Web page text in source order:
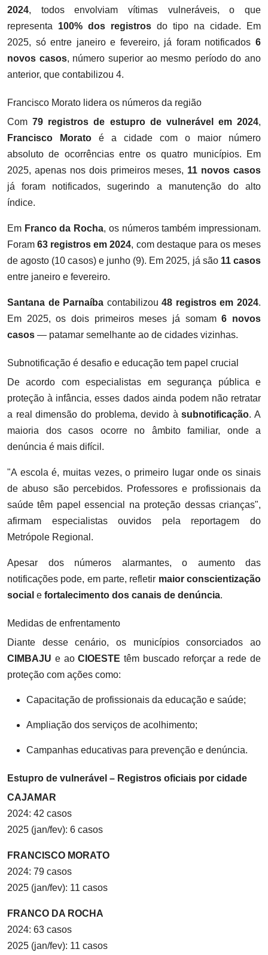
2024, todos envolviam vítimas vulneráveis, o que
representa 100% dos registros do tipo na cidade. Em
2025, só entre janeiro e fevereiro, já foram notificados 6
novos casos, número superior ao mesmo período do ano
anterior, que contabilizou 4.
Francisco Morato lidera os números da região
Com79 registros de estupro de vulnerável em 2024,
Francisco Morato é a cidade com o maior número
absoluto de ocorrências entre os quatro municípios. Em
2025, apenas nos dois primeiros meses, 11 novos casos
já foram notificados, sugerindo a manutenção do alto
índice.
Em Franco da Rocha, os números também impressionam.
Foram63 registros em 2024, com destaque para os meses
de agosto (10 casos) e junho (9). Em 2025, já são 11 casos
entre janeiro e fevereiro.
Santana de Parnaíba contabilizou48 registros em 2024.
Em 2025, os dois primeiros meses já somam6 novos
casos — patamar semelhante ao de cidades vizinhas.
Subnotificação é desafio e educação tem papel crucial
De acordo com especialistas em segurança pública e
proteção à infância, esses dados ainda podem não retratar
a real dimensão do problema, devido àsubnotificação. A
maioria dos casos ocorre no âmbito familiar, onde a
denúncia é mais difícil.
"A escola é, muitas vezes, o primeiro lugar onde os sinais
de abuso são percebidos. Professores e profissionais da
saúde têm papel essencial na proteção dessas crianças",
afirmam especialistas ouvidos pela reportagem do
Metrópole Regional.
Apesar dos números alarmantes, o aumento das
notificações pode, em parte, refletir maior conscientização
social e fortalecimento dos canais de denúncia.
Medidas de enfrentamento
Diante desse cenário, os municípios consorciados ao
CIMBAJU e aoCIOESTE têm buscado reforçar a rede de
proteção com ações como:
Capacitação de profissionais da educação e saúde;
Ampliação dos serviços de acolhimento;
Campanhas educativas para prevenção e denúncia.
Estupro de vulnerável – Registros oficiais por cidade
CAJAMAR
2024: 42 casos
2025 (jan/fev): 6 casos
FRANCISCO MORATO
2024: 79 casos
2025 (jan/fev): 11 casos
FRANCO DA ROCHA
2024: 63 casos
2025 (jan/fev): 11 casos